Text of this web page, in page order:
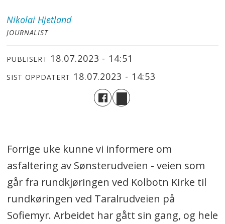
Nikolai Hjetland
JOURNALIST
PUBLISERT 18.07.2023 - 14:51
SIST OPPDATERT 18.07.2023 - 14:53
Forrige uke kunne vi informere om
asfaltering av Sønsterudveien - veien som
går fra rundkjøringen ved Kolbotn Kirke til
rundkøringen ved Taralrudveien på
Sofiemyr. Arbeidet har gått sin gang, og hele